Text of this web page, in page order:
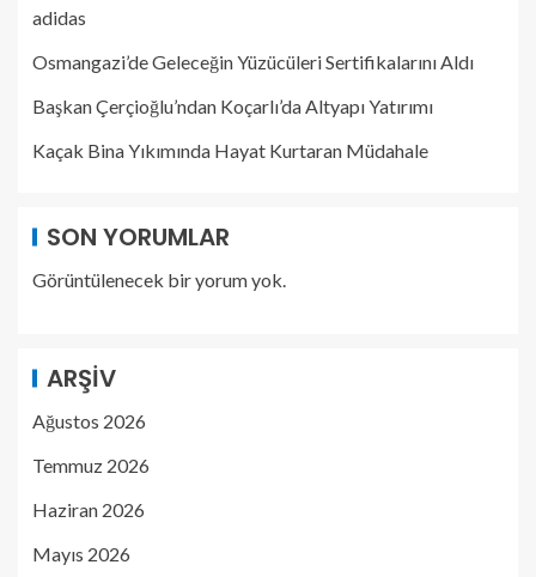
adidas
Osmangazi’de Geleceğin Yüzücüleri Sertifikalarını Aldı
Başkan Çerçioğlu’ndan Koçarlı’da Altyapı Yatırımı
Kaçak Bina Yıkımında Hayat Kurtaran Müdahale
SON YORUMLAR
Görüntülenecek bir yorum yok.
ARŞIV
Ağustos 2026
Temmuz 2026
Haziran 2026
Mayıs 2026